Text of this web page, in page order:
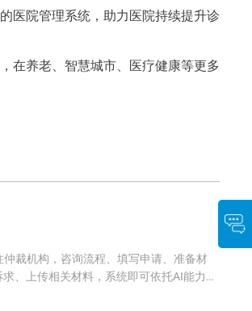
医院管理系统，助力医院持续提升诊
在养老、智慧城市、医疗健康等更多
裁机构，咨询流程、填写申请、准备材
、上传相关材料，系统即可依托AI能力辅